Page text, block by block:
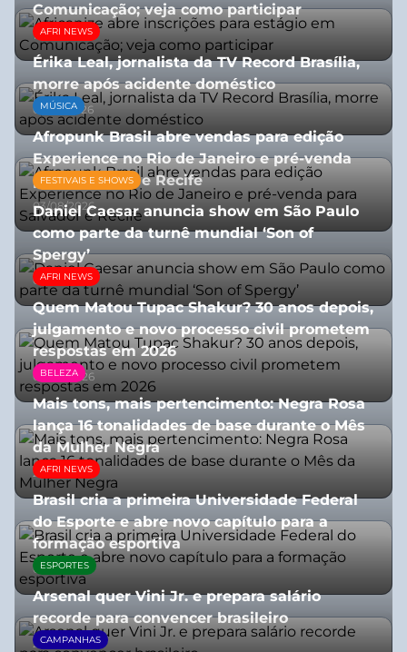
Comunicação; veja como participar
13/01/2026
AFRI NEWS
Érika Leal, jornalista da TV Record Brasília,
morre após acidente doméstico
08/07/2026
MÚSICA
Afropunk Brasil abre vendas para edição
Experience no Rio de Janeiro e pré-venda
para Salvador e Recife
03/08/2026
FESTIVAIS E SHOWS
Daniel Caesar anuncia show em São Paulo
como parte da turnê mundial ‘Son of
Spergy’
05/08/2026
AFRI NEWS
Quem Matou Tupac Shakur? 30 anos depois,
julgamento e novo processo civil prometem
respostas em 2026
05/08/2026
BELEZA
Mais tons, mais pertencimento: Negra Rosa
lança 16 tonalidades de base durante o Mês
da Mulher Negra
28/07/2026
AFRI NEWS
Brasil cria a primeira Universidade Federal
do Esporte e abre novo capítulo para a
formação esportiva
08/07/2026
ESPORTES
Arsenal quer Vini Jr. e prepara salário
recorde para convencer brasileiro
27/07/2026
CAMPANHAS